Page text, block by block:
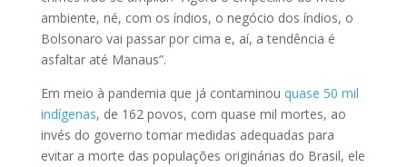
ambiente, né, com os índios, o negócio dos índios, o
Bolsonaro vai passar por cima e, aí, a tendência é
asfaltar até Manaus”.
Em meio à pandemia que já contaminou quase 50 mil
indígenas, de 162 povos, com quase mil mortes, ao
invés do governo tomar medidas adequadas para
evitar a morte das populações originárias do Brasil, ele